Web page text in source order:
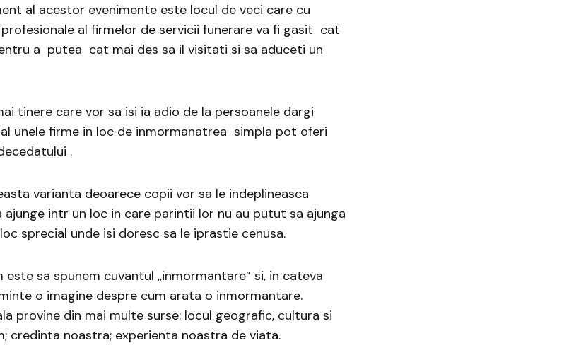
al acestor evenimente este locul de veci care cu
al firmelor de servicii funerare va fi gasit cat
a putea cat mai des sa il visitati si sa aduceti un
tinere care vor sa isi ia adio de la persoanele dargi
unele firme in loc de inmormanatrea simpla pot oferi
.
varianta deoarece copii vor sa le indeplineasca
intr un loc in care parintii lor nu au putut sa ajunga
sprecial unde isi doresc sa le iprastie cenusa.
sa spunem cuvantul „inmormantare” si, in cateva
o imagine despre cum arata o inmormantare.
provine din mai multe surse: locul geografic, cultura si
credinta noastra; experienta noastra de viata.